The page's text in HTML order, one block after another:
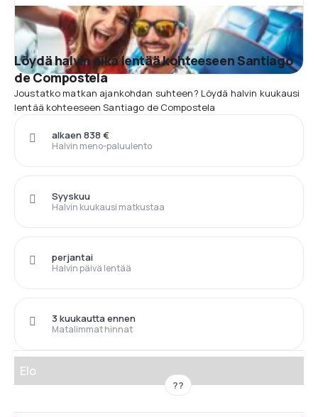
Löydä halvin aika lentää kohteeseen Santiago
de Compostela
Joustatko matkan ajankohdan suhteen? Löydä halvin kuukausi
lentää kohteeseen Santiago de Compostela
Halvin meno-paluulento
alkaen 838 €
Halvin kuukausi matkustaa
Syyskuu
Halvin päivä lentää
perjantai
Matalimmat hinnat
3 kuukautta ennen
Elo
??